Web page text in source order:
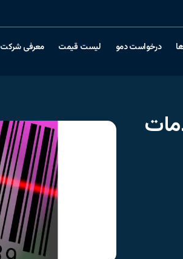
درخواست دمو لیست قیمت معرفی شرکت